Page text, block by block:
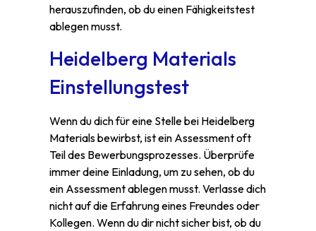
herauszufinden, ob du einen Fähigkeitstest
ablegen musst.
Heidelberg Materials
Einstellungstest
Wenn du dich für eine Stelle bei Heidelberg
Materials bewirbst, ist ein Assessment oft
Teil des Bewerbungsprozesses. Überprüfe
immer deine Einladung, um zu sehen, ob du
ein Assessment ablegen musst. Verlasse dich
nicht auf die Erfahrung eines Freundes oder
Kollegen. Wenn du dir nicht sicher bist, ob du